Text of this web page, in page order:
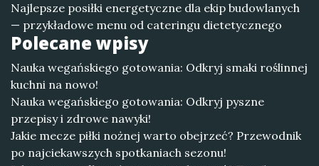
Najlepsze posiłki energetyczne dla ekip budowlanych
— przykładowe menu od cateringu dietetycznego
Polecane wpisy
Nauka wegańskiego gotowania: Odkryj smaki roślinnej
kuchni na nowo!
Nauka wegańskiego gotowania: Odkryj pyszne
przepisy i zdrowe nawyki!
Jakie mecze piłki nożnej warto obejrzeć? Przewodnik
po najciekawszych spotkaniach sezonu!